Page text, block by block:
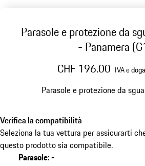
Parasole e protezione da
- Panamera
CHF 196.00 IVA e
Parasole e protezione da
Verifica la compatibilità
Seleziona la tua vettura per assicurarti
questo prodotto sia compatibile.
Parasole:-